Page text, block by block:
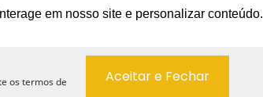
em nosso site e personalizar conteúdo.
Creci: 034827-J
os termos de
Aceitar e Fechar